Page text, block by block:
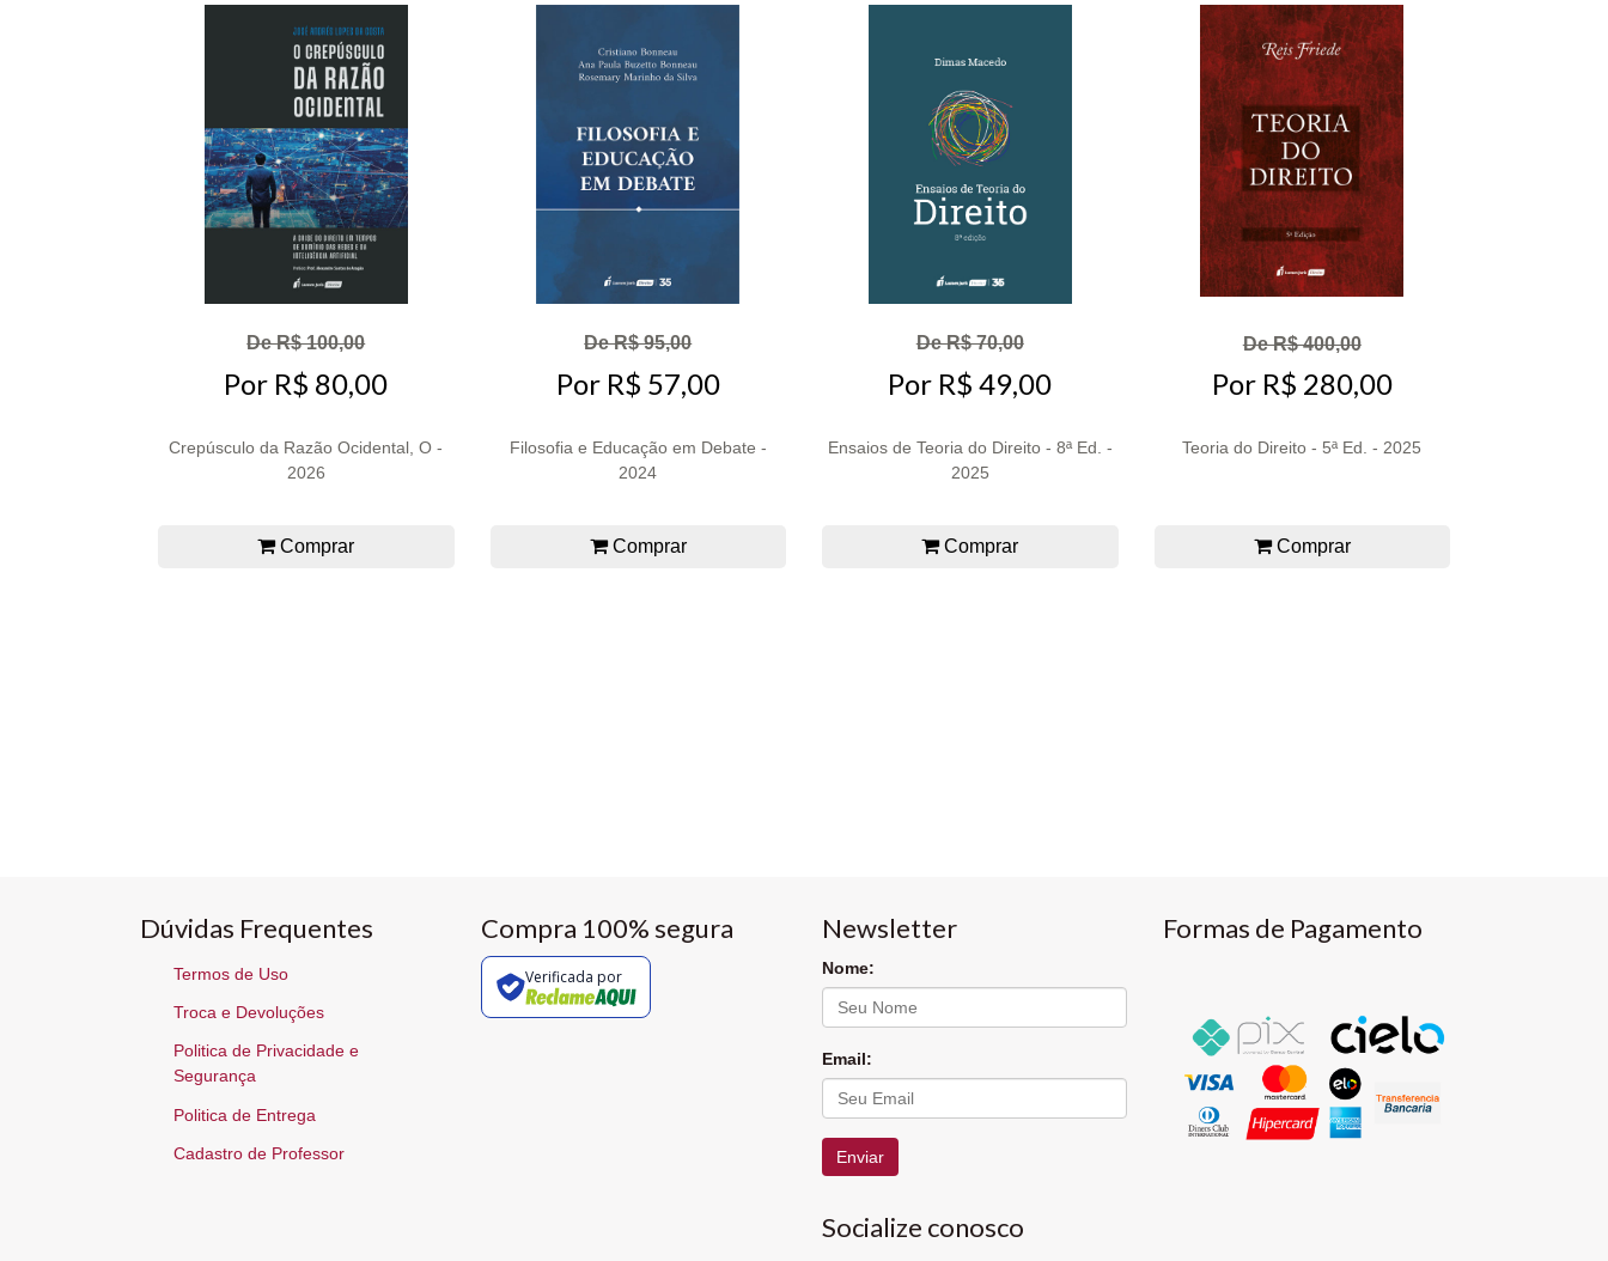
De R$ 100,00
Por R$ 80,00
Crepúsculo da Razão Ocidental, O -
2026
Comprar
De R$ 95,00
Por R$ 57,00
Filosofia e Educação em Debate -
2024
Comprar
De R$ 70,00
Por R$ 49,00
Ensaios de Teoria do Direito - 8ª Ed. -
2025
Comprar
De R$ 400,00
Por R$ 280,00
Teoria do Direito - 5ª Ed. - 2025
Comprar
Dúvidas Frequentes
Termos de Uso
Troca e Devoluções
Politica de Privacidade e
Segurança
Politica de Entrega
Cadastro de Professor
Compra 100% segura
Verificada por
Newsletter
Nome:
Email:
Enviar
Socialize conosco
Formas de Pagamento